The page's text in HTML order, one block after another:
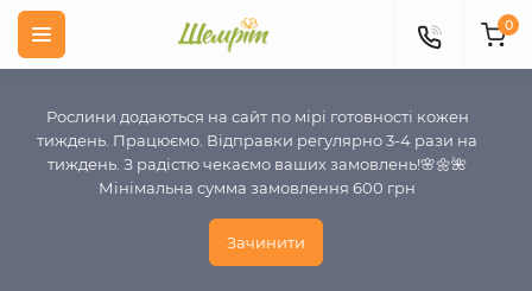
Рослини додаються на сайт по мірі готовності кожен
тиждень. Працюємо. Відправки регулярно 3-4 рази на
тиждень. З радістю чекаємо ваших замовлень!🌸🌼🌺
Мінімальна сумма замовлення 600 грн
Зачинити
0